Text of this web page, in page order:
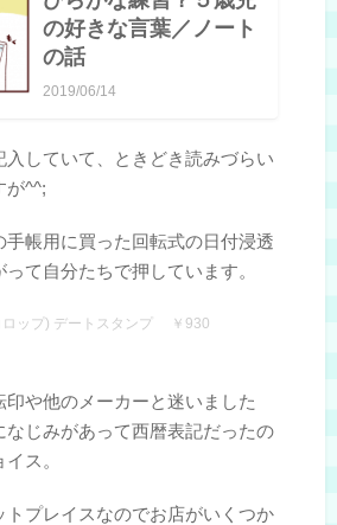
の好きな言葉／ノート
の話
2019/06/14
入していて、ときどき読みづらい
が^^;
手帳用に買った回転式の日付浸透
て自分たちで押しています。
ロップ) デートスタンプ ￥930
印や他のメーカーと迷いました
なじみがあって西暦表記だったの
ス。
トプレイスなのでお店がいくつか